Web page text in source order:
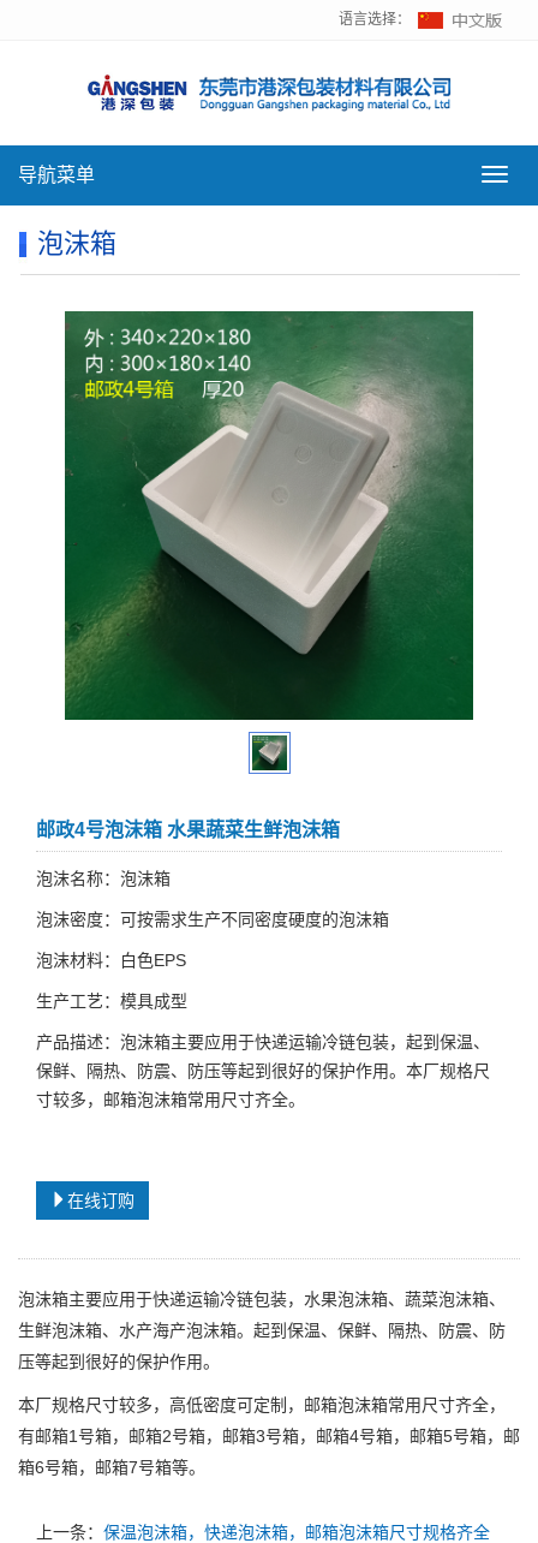
语言选择：
导
导航菜单
泡沫箱
邮政4号泡沫箱 水果蔬菜生鲜泡沫箱
泡沫名称：泡沫箱
泡沫密度：可按需求生产不同密度硬度的泡沫箱
泡沫材料：白色EPS
生产工艺：模具成型
产品描述：泡沫箱主要应用于快递运输冷链包装，起到保温、
保鲜、隔热、防震、防压等起到很好的保护作用。本厂规格尺
寸较多，邮箱泡沫箱常用尺寸齐全。
在线订购
泡沫箱主要应用于快递运输冷链包装，水果泡沫箱、蔬菜泡沫箱、
生鲜泡沫箱、水产海产泡沫箱。起到保温、保鲜、隔热、防震、防
压等起到很好的保护作用。
本厂规格尺寸较多，高低密度可定制，邮箱泡沫箱常用尺寸齐全，
有邮箱1号箱，邮箱2号箱，邮箱3号箱，邮箱4号箱，邮箱5号箱，邮
箱6号箱，邮箱7号箱等。
上一条： 保温泡沫箱，快递泡沫箱，邮箱泡沫箱尺寸规格齐全